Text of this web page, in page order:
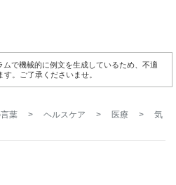
で機械的に例文を生成しているため、不適
。ご了承くださいませ。
葉 > ヘルスケア > 医療 >
気